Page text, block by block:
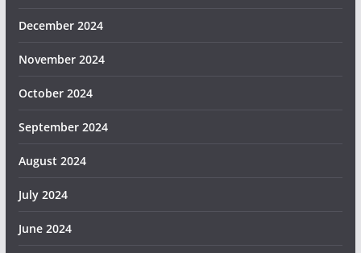
December 2024
November 2024
October 2024
September 2024
August 2024
July 2024
June 2024